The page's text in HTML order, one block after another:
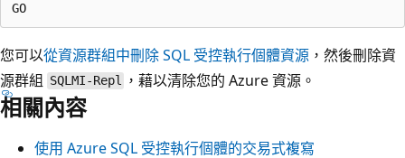
您可以從資源群組中刪除 SQL 受控執行個體資源 ，然後刪除資
源群組 SQLMI-Repl ，藉以清除您的 Azure 資源。
相關內容
使用 Azure SQL 受控執行個體的交易式複寫